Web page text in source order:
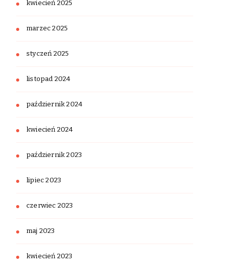
kwiecień 2025
marzec 2025
styczeń 2025
listopad 2024
październik 2024
kwiecień 2024
październik 2023
lipiec 2023
czerwiec 2023
maj 2023
kwiecień 2023